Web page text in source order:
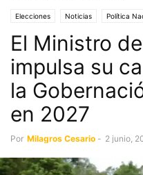
Elecciones Noticias Política
El Ministro
impulsa su
la
en 2027
Por Milagros Cesario - 2 junio,